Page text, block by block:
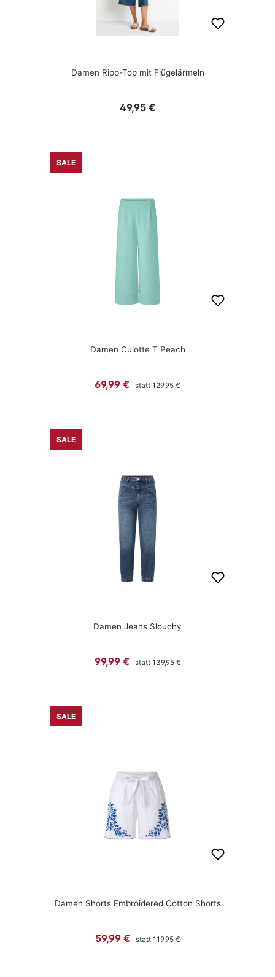
Damen Ripp-Top mit Flügelärmeln
Regulärer Preis:
49,95 €
SALE
Damen Culotte T Peach
Verkaufspreis:
69,99 € statt Regulärer Preis:
129,95 €
SALE
Damen Jeans Slouchy
Verkaufspreis:
99,99 € stattRegulärer Preis:
139,95 €
SALE
Damen Shorts Embroidered Cotton Shorts
Verkaufspreis:
59,99 € stattRegulärer Preis:
119,95 €